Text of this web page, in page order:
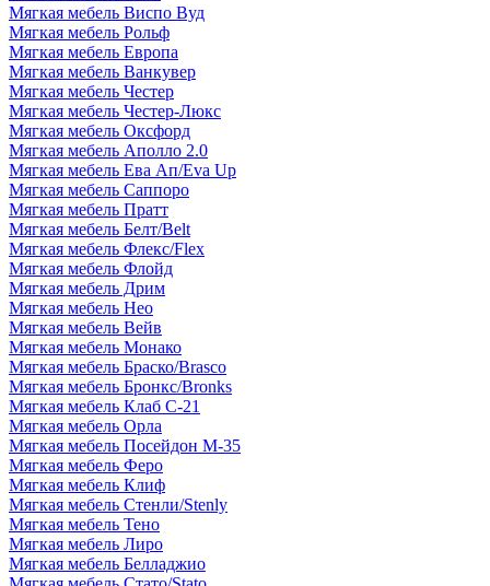
Мягкая мебель Виспо Вуд
Мягкая мебель Рольф
Мягкая мебель Европа
Мягкая мебель Ванкувер
Мягкая мебель Честер
Мягкая мебель Честер-Люкс
Мягкая мебель Оксфорд
Мягкая мебель Аполло 2.0
Мягкая мебель Ева Ап/Eva Up
Мягкая мебель Саппоро
Мягкая мебель Пратт
Мягкая мебель Белт/Belt
Мягкая мебель Флекс/Flex
Мягкая мебель Флойд
Мягкая мебель Дрим
Мягкая мебель Нео
Мягкая мебель Вейв
Мягкая мебель Монако
Мягкая мебель Браско/Brasco
Мягкая мебель Бронкс/Bronks
Мягкая мебель Клаб С-21
Мягкая мебель Орла
Мягкая мебель Посейдон М-35
Мягкая мебель Феро
Мягкая мебель Клиф
Мягкая мебель Стенли/Stenly
Мягкая мебель Тено
Мягкая мебель Лиро
Мягкая мебель Белладжио